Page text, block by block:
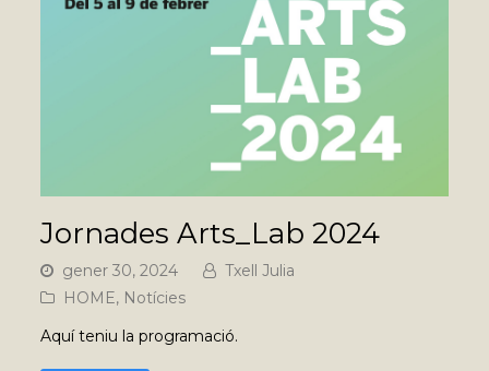
Jornades Arts_Lab 2024
gener 30, 2024
Txell Julia
HOME, Notícies
Aquí teniu la programació.